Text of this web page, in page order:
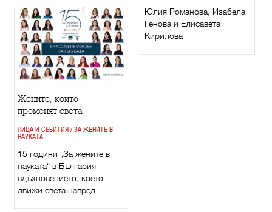
Юлия Романова, Изабела
Генова и Елисавета
Кирилова
Жените, които
променят света
ЛИЦА И СЪБИТИЯ / ЗА ЖЕНИТЕ В
НАУКАТА
15 години „За жените в
науката“ в България –
вдъхновението, което
движи света напред